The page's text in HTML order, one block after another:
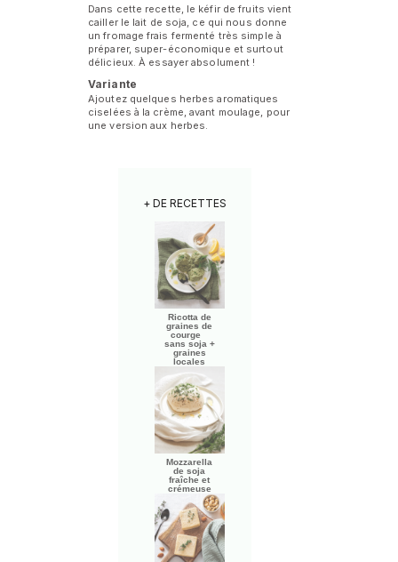
Dans cette recette, le kéfir de fruits vient
cailler le lait de soja, ce qui nous donne
un fromage frais fermenté très simple à
préparer, super-économique et surtout
délicieux. À essayer absolument !
Variante
Ajoutez quelques herbes aromatiques
ciselées à la crème, avant moulage, pour
une version aux herbes.
+ DE RECETTES
Ricotta de
graines de
courge
sans soja +
graines
locales
Mozzarella
de soja
fraîche et
crémeuse